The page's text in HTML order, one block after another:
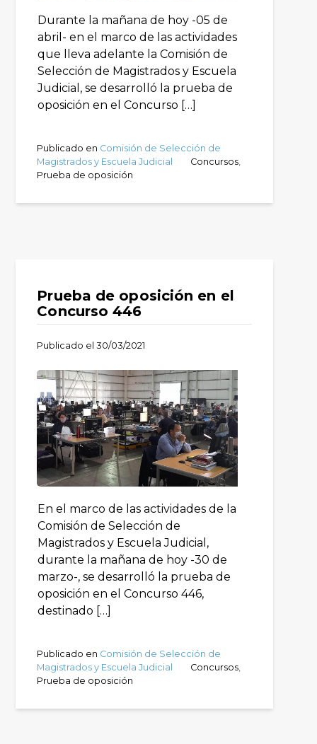
Durante la mañana de hoy -05 de
abril- en el marco de las actividades
que lleva adelante la Comisión de
Selección de Magistrados y Escuela
Judicial, se desarrolló la prueba de
oposición en el Concurso […]
Publicado en Comisión de Selección de
Magistrados y Escuela Judicial
Concursos,
Prueba de oposición
Prueba de oposición en el
Concurso 446
Publicado el30/03/2021
En el marco de las actividades de la
Comisión de Selección de
Magistrados y Escuela Judicial,
durante la mañana de hoy -30 de
marzo-, se desarrolló la prueba de
oposición en el Concurso 446,
destinado […]
Publicado en Comisión de Selección de
Magistrados y Escuela Judicial
Concursos,
Prueba de oposición